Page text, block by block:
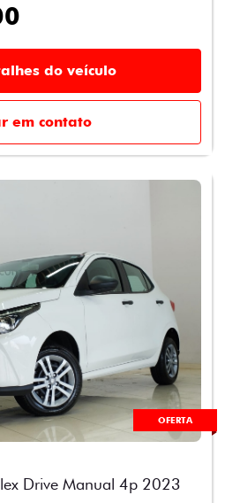
do veículo
em contato
OFERTA
Drive Manual 4p 2023